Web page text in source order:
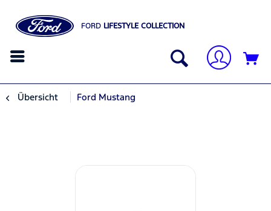
FORD LIFESTYLE COLLECTION
Übersicht Ford Mustang